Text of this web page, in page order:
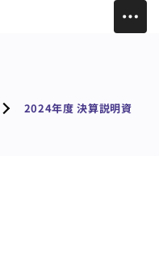
2024年度 決算説明資